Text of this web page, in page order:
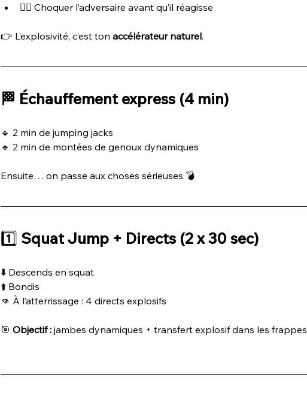
😮‍💨 Choquer l’adversaire avant qu’il réagisse
👉 L’explosivité, c’est ton accélérateur naturel.
🏁 Échauffement express (4 min)
🔹 2 min de jumping jacks
🔹 2 min de montées de genoux dynamiques
Ensuite… on passe aux choses sérieuses 💣
1️⃣ Squat Jump + Directs (2 x 30 sec)
⬇️ Descends en squat
⬆️ Bondis
👊 À l’atterrissage : 4 directs explosifs
🎯 Objectif : jambes dynamiques + transfert explosif dans les frappes